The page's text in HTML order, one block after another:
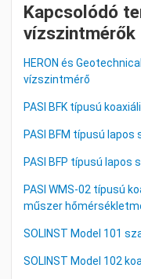
Kapcsolódó
vízszintmérők
HERON és
vízszintmérő
PASI BFK típusú
PASI BFM típusú
PASI BFP típusú
PASI WMS-02 típusú
műszer
SOLINST Model 101
SOLINST Model 102